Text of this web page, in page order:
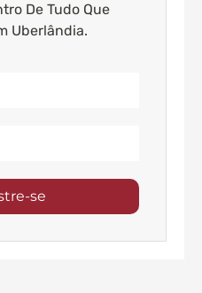
De Tudo Que
Uberlândia.
se